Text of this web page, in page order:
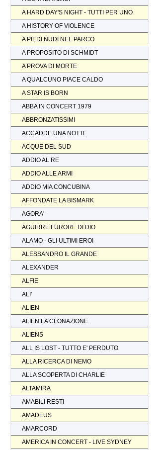
A HARD DAY'S NIGHT - TUTTI PER UNO
A HISTORY OF VIOLENCE
A PIEDI NUDI NEL PARCO
A PROPOSITO DI SCHMIDT
A PROVA DI MORTE
A QUALCUNO PIACE CALDO
A STAR IS BORN
ABBA IN CONCERT 1979
ABBRONZATISSIMI
ACCADDE UNA NOTTE
ACQUE DEL SUD
ADDIO AL RE
ADDIO ALLE ARMI
ADDIO MIA CONCUBINA
AFFONDATE LA BISMARK
AGORA'
AGUIRRE FURORE DI DIO
ALAMO - GLI ULTIMI EROI
ALESSANDRO IL GRANDE
ALEXANDER
ALFIE
ALI'
ALIEN
ALIEN LA CLONAZIONE
ALIENS
ALL IS LOST - TUTTO E' PERDUTO
ALLA RICERCA DI NEMO
ALLA SCOPERTA DI CHARLIE
ALTAMIRA
AMABILI RESTI
AMADEUS
AMARCORD
AMERICA IN CONCERT - LIVE SYDNEY